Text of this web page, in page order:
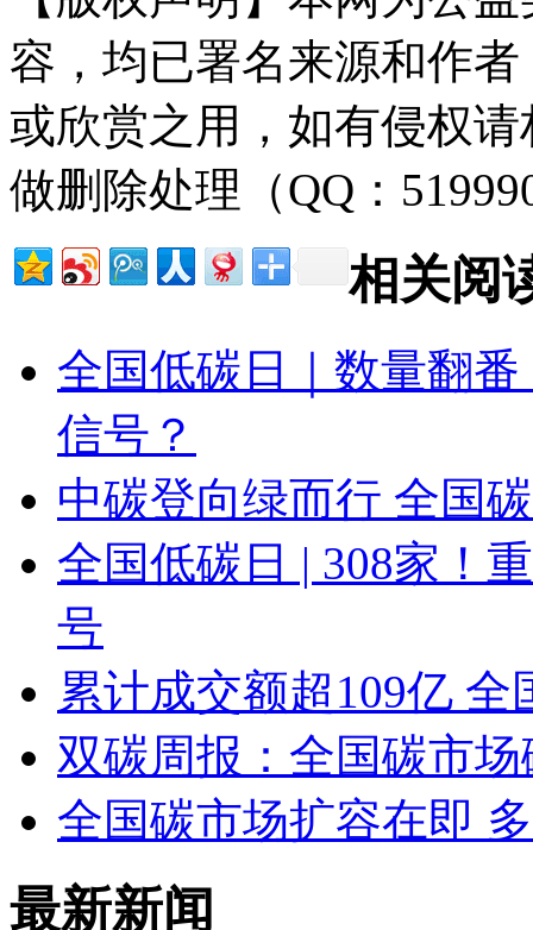
容，均已署名来源和作
或欣赏之用，如有侵权
做删除处理（QQ：
相关阅
全国低碳日｜数量翻
信号？
中碳登向绿而行 全国
全国低碳日 | 308家！
号
累计成交额超109亿
双碳周报：全国碳市
全国碳市场扩容在即
最新新闻